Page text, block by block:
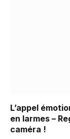
L’appel
en larmes –
caméra !